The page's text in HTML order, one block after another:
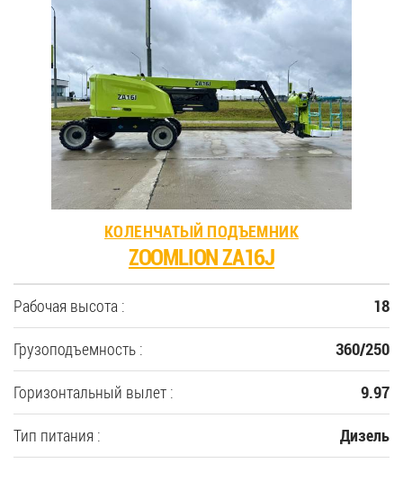
КОЛЕНЧАТЫЙ ПОДЪЕМНИК
ZOOMLION ZA16J
Рабочая высота : 18
Грузоподъемность : 360/250
Горизонтальный вылет : 9.97
Тип питания : Дизель